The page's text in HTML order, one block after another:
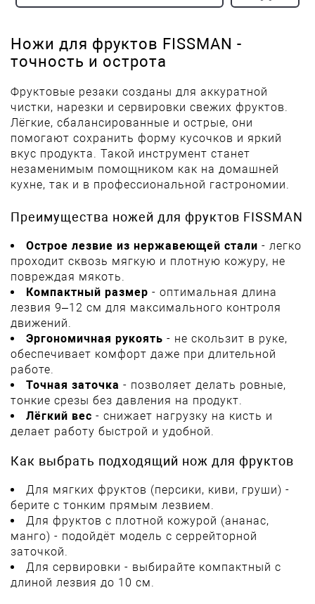
Ножи для фруктов FISSMAN -
точность и острота
Фруктовые резаки созданы для аккуратной
чистки, нарезки и сервировки свежих фруктов.
Лёгкие, сбалансированные и острые, они
помогают сохранить форму кусочков и яркий
вкус продукта. Такой инструмент станет
незаменимым помощником как на домашней
кухне, так и в профессиональной гастрономии.
Преимущества ножей для фруктов FISSMAN
Острое лезвие из нержавеющей стали - легко
проходит сквозь мягкую и плотную кожуру, не
повреждая мякоть.
Компактный размер - оптимальная длина
лезвия 9–12 см для максимального контроля
движений.
Эргономичная рукоять - не скользит в руке,
обеспечивает комфорт даже при длительной
работе.
Точная заточка - позволяет делать ровные,
тонкие срезы без давления на продукт.
Лёгкий вес - снижает нагрузку на кисть и
делает работу быстрой и удобной.
Как выбрать подходящий нож для фруктов
Для мягких фруктов (персики, киви, груши) -
берите с тонким прямым лезвием.
Для фруктов с плотной кожурой (ананас,
манго) - подойдёт модель с серрейторной
заточкой.
Для сервировки - выбирайте компактный с
длиной лезвия до 10 см.